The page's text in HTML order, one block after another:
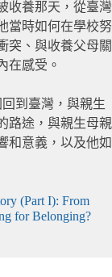
收養那天，從臺灣
當時如何在學校努
突、與收養父母關
在感受。
到臺灣，與親生
路途，與親生母親
和意義，以及他如
(Part I): From
for Belonging?